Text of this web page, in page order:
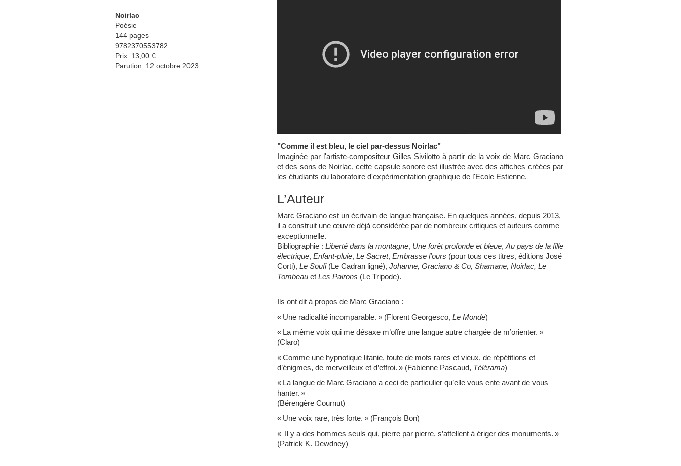
Noirlac
Poésie
144 pages
9782370553782
Prix: 13,00 €
Parution: 12 octobre 2023
"Comme il est bleu, le ciel par-dessus Noirlac"
Imaginée par l'artiste-compositeur Gilles Sivilotto à partir de la voix de Marc Graciano
et des sons de Noirlac, cette capsule sonore est illustrée avec des affiches créées par
les étudiants du laboratoire d'expérimentation graphique de l'Ecole Estienne.
L’Auteur
Marc Graciano est un écrivain de langue française. En quelques années, depuis 2013,
il a construit une œuvre déjà considérée par de nombreux critiques et auteurs comme
exceptionnelle.
Bibliographie : Liberté dans la montagne, Une forêt profonde et bleue, Au pays de la fille
électrique, Enfant-pluie, Le Sacret, Embrasse l’ours (pour tous ces titres, éditions José
Corti), Le Soufi(Le Cadran ligné), Johanne, Graciano & Co, Shamane, Noirlac, Le
Tombeau et Les Pairons (Le Tripode).
Ils ont dit à propos de Marc Graciano :
« Une radicalité incomparable. » (Florent Georgesco, Le Monde)
« La même voix qui me désaxe m’offre une langue autre chargée de m’orienter. »
(Claro)
« Comme une hypnotique litanie, toute de mots rares et vieux, de répétitions et
d’énigmes, de merveilleux et d’effroi. » (Fabienne Pascaud, Télérama)
« La langue de Marc Graciano a ceci de particulier qu’elle vous ente avant de vous
hanter. »
(Bérengère Cournut)
« Une voix rare, très forte. » (François Bon)
« Il y a des hommes seuls qui, pierre par pierre, s’attellent à ériger des monuments. »
(Patrick K. Dewdney)